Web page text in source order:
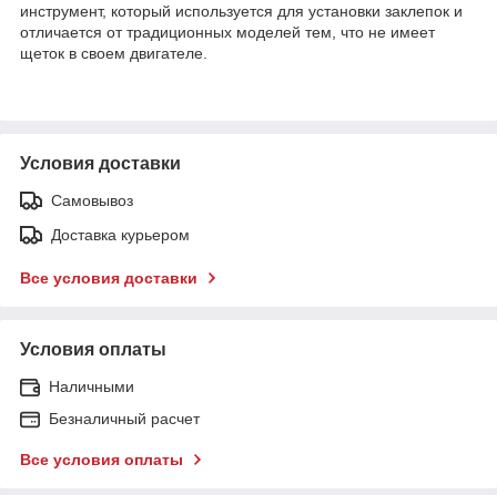
инструмент, который используется для установки заклепок и
отличается от традиционных моделей тем, что не имеет
щеток в своем двигателе.
Условия доставки
Самовывоз
Доставка курьером
Все условия доставки
Условия оплаты
Наличными
Безналичный расчет
Все условия оплаты